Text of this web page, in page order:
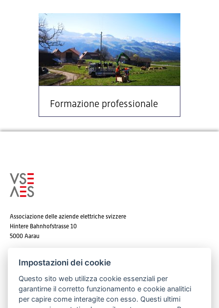
Formazione professionale
Associazione delle aziende elettriche svizzere
Hintere Bahnhofstrasse 10
5000 Aarau
E-mail:info@strom.ch
Impostazioni dei cookie
Questo sito web utilizza cookie essenziali per
garantirne il corretto funzionamento e cookie analitici
per capire come interagite con esso. Questi ultimi